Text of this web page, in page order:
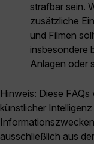
strafbar sein.
zusätzliche
und Filmen
insbesondere
Anlagen oder
Hinweis: Diese
künstlicher
ausschließlich aus